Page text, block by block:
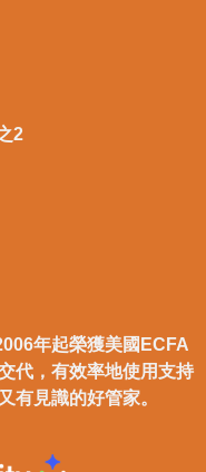
2
年起榮獲美國ECFA
代，有效率地使用支持
有見識的好管家。